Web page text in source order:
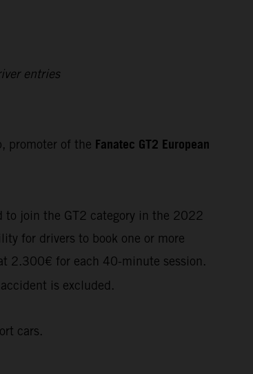
entries
promoter of the Fanatec GT2 European
to join the GT2 category in the 2022
for drivers to book one or more
2.300€ for each 40-minute session.
is excluded.
cars.